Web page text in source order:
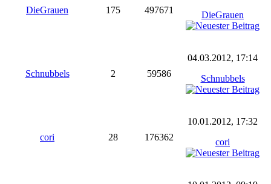
DieGrauen 175 497671
DieGrauen
Schnubbels 2 59586
04.03.2012, 17:14
Schnubbels
cori 28 176362
10.01.2012, 17:32
cori